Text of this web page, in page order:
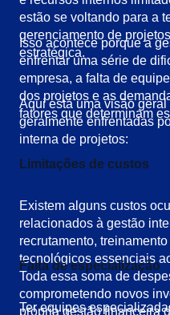
estão se voltando para a
gerenciamento de
estratégica.
Isso acontece porque a
enfrentar uma série de
empresa, a falta de
dos projetos e as
fatores que determinam
Aqui está uma visão
geralmente enfrentadas
interna de projetos:
Limitações de custos
Existem alguns custos
relacionados à gestão
recrutamento,
tecnológicos essenciais
Toda essa soma de
comprometendo novos
própria gestão financeira
Falta de especialização
Ter equipes